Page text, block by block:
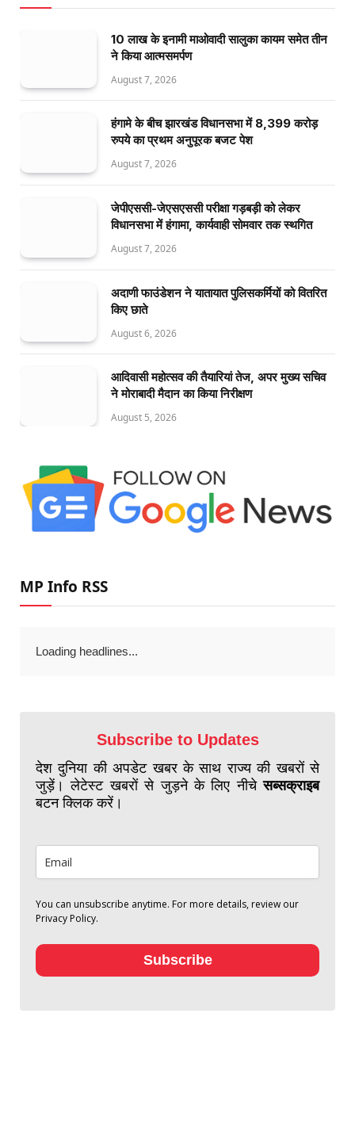
10 लाख के इनामी माओवादी सालुका कायम समेत तीन
ने किया आत्मसमर्पण
August 7, 2026
हंगामे के बीच झारखंड विधानसभा में 8,399 करोड़
रुपये का प्रथम अनुपूरक बजट पेश
August 7, 2026
जेपीएससी-जेएसएससी परीक्षा गड़बड़ी को लेकर
विधानसभा में हंगामा, कार्यवाही सोमवार तक स्थगित
August 7, 2026
अदाणी फाउंडेशन ने यातायात पुलिसकर्मियों को वितरित
किए छाते
August 6, 2026
आदिवासी महोत्सव की तैयारियां तेज, अपर मुख्य सचिव
ने मोराबादी मैदान का किया निरीक्षण
August 5, 2026
MP Info RSS
Loading headlines...
Subscribe to Updates
देश दुनिया की अपडेट खबर के साथ राज्य की खबरों से
जुड़ें। लेटेस्ट खबरों से जुड़ने के लिए नीचेसब्सक्राइब
बटन क्लिक करें।
You can unsubscribe anytime. For more details, review our
Privacy Policy.
Subscribe